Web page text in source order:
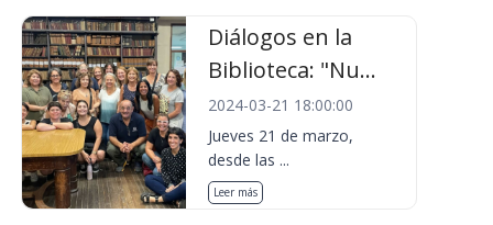
Diálogos en la
Biblioteca: "Nu...
2024-03-21 18:00:00
Jueves 21 de marzo,
desde las ...
Leer más